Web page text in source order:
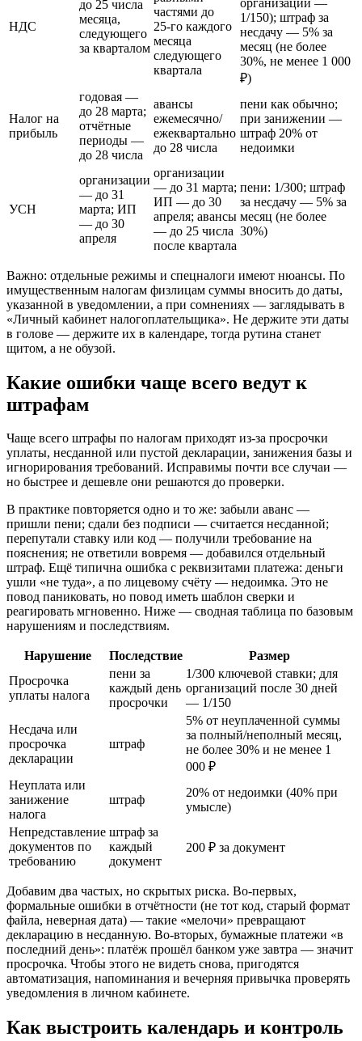
НДС
до 25 числа
месяца,
следующего
за кварталом
частями до
25‑го каждого
месяца
следующего
квартала
1/150); штраф за
несдачу — 5% за
месяц (не более
30%, не менее 1 000
₽)
Налог на
прибыль
годовая —
до 28 марта;
отчётные
периоды —
до 28 числа
авансы
ежемесячно/
ежеквартально
до 28 числа
пени как обычно;
при занижении —
штраф 20% от
недоимки
УСН
организации
— до 31
марта; ИП
— до 30
апреля
организации
— до 31 марта;
ИП — до 30
апреля; авансы
— до 25 числа
после квартала
пени: 1/300; штраф
за несдачу — 5% за
месяц (не более
30%)
Важно: отдельные режимы и спецналоги имеют нюансы. По
имущественным налогам физлицам суммы вносить до даты,
указанной в уведомлении, а при сомнениях — заглядывать в
«Личный кабинет налогоплательщика». Не держите эти даты
в голове — держите их в календаре, тогда рутина станет
щитом, а не обузой.
Какие ошибки чаще всего ведут к
штрафам
Чаще всего штрафы по налогам приходят из‑за просрочки
уплаты, несданной или пустой декларации, занижения базы и
игнорирования требований. Исправимы почти все случаи —
но быстрее и дешевле они решаются до проверки.
В практике повторяется одно и то же: забыли аванс —
пришли пени; сдали без подписи — считается несданной;
перепутали ставку или код — получили требование на
пояснения; не ответили вовремя — добавился отдельный
штраф. Ещё типична ошибка с реквизитами платежа: деньги
ушли «не туда», а по лицевому счёту — недоимка. Это не
повод паниковать, но повод иметь шаблон сверки и
реагировать мгновенно. Ниже — сводная таблица по базовым
нарушениям и последствиям.
Нарушение Последствие
Размер
Просрочка
уплаты налога
пени за
каждый день
просрочки
1/300 ключевой ставки; для
организаций после 30 дней
— 1/150
Несдача или
просрочка
декларации
штраф
5% от неуплаченной суммы
за полный/неполный месяц,
не более 30% и не менее 1
000 ₽
Неуплата или
занижение
налога
штраф
20% от недоимки (40% при
умысле)
Непредставление
документов по
требованию
штраф за
каждый
документ
200 ₽ за документ
Добавим два частых, но скрытых риска. Во‑первых,
формальные ошибки в отчётности (не тот код, старый формат
файла, неверная дата) — такие «мелочи» превращают
декларацию в несданную. Во‑вторых, бумажные платежи «в
последний день»: платёж прошёл банком уже завтра — значит
просрочка. Чтобы этого не видеть снова, пригодятся
автоматизация, напоминания и вечерняя привычка проверять
уведомления в личном кабинете.
Как выстроить календарь и контроль